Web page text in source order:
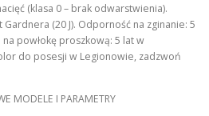
(klasa 0 – brak odwarstwienia).
(20 J). Odporność na zginanie: 5
powłokę proszkową: 5 lat w
do posesji w Legionowie, zadzwoń
MODELE I PARAMETRY